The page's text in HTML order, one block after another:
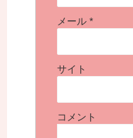
メール *
サイト
コメント